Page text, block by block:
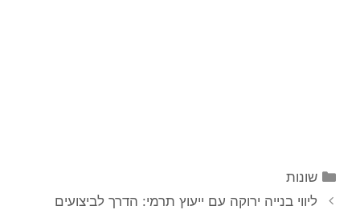
קטגוריות
שונות
ניווטליווי בנייה ירוקה עם ייעוץ תרמי: הדרך לביצועים